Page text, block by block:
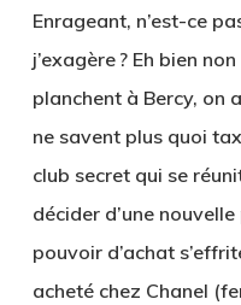
Enrageant, n’est-ce
j’exagère ? Eh bien
planchent à Bercy, on
ne savent plus quoi
club secret qui se
décider d’une
pouvoir d’achat
acheté chez Chanel